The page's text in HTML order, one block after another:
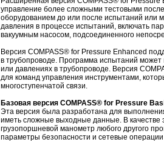
управление более сложными тестовыми
оборудованием до или после испытаний или
давления в процессе испытаний, включать
вакуумным насосом, подсоединенного
Версия COMPASS® for Pressure Enhanced
в трубопроводе. Программа испытаний может
или давлениях в трубопроводе. Версия
для команд управления инструментами,
многоступенчатой связи.
Базовая версия COMPASS® for Pressure
Эта версия была разработана для
иметь сложные выходные данные. В качестве
грузопоршневой манометр любого другого
параметры безопасности и сетевые